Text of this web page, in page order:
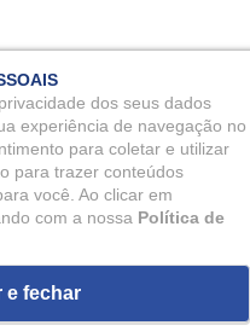
dos seus dados
experiência de navegação no
para coletar e utilizar
para trazer conteúdos
você. Ao clicar em
com a nossa Política de
e fechar